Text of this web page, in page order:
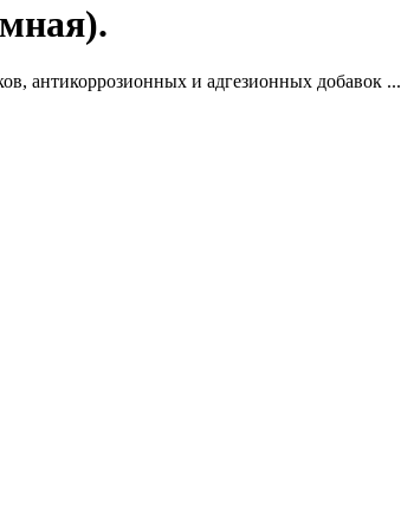
антикоррозионных и адгезионных добавок ...